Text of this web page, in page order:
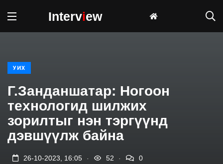
Interview
УИХ
Г.Занданшатар: Ногоон
технологид шилжих
зорилтыг нэн тэргүүнд
дэвшүүлж байна
26-10-2023, 16:05 52 0